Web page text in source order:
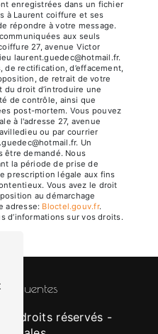
enregistrées dans un fichier
à Laurent coiffure et ses
répondre à votre message.
aux seuls
27, avenue Victor
laurent.guedec@hotmail.fr.
de rectification, d’effacement,
de retrait de votre
droit d’introduire une
de contrôle, ainsi que
post-mortem. Vous pouvez
à l'adresse 27, avenue
ou par courrier
Un
demandé. Nous
la période de prise de
prescription légale aux fins
Vous avez le droit
au démarchage
adresse:
Bloctel.gouv.fr.
d’informations sur vos droits.
fréquentes
droits réservés -